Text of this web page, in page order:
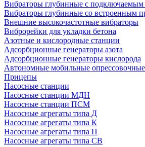
Вибраторы глубинные с подключаемым
Вибраторы глубинные со встроенным
Внешние высокочастотные вибраторы
Виброрейки для укладки бетона
Азотные и кислородные станции
Адсорбционные генераторы азота
Адсорбционные генераторы кислорода
Автономные мобильные
Прицепы
Насосные станции
Насосные станции МДН
Насосные станции ПСМ
Насосные агрегаты типа Д
Насосные агрегаты типа К
Насосные агрегаты типа П
Насосные агрегаты типа СВ